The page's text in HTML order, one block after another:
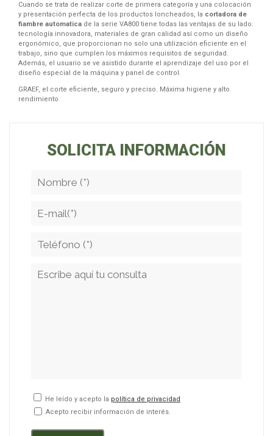
Cuando se trata de realizar corte de primera categoría y una colocación
y presentación perfecta de los productos loncheados, la cortadora de
fiambre automatica de la serie VA800 tiene todas las ventajas de su lado:
tecnología innovadora, materiales de gran calidad así como un diseño
ergonómico, que proporcionan no solo una utilización eficiente en el
trabajo, sino que cumplen los máximos requisitos de seguridad.
Además, el usuario se ve asistido durante el aprendizaje del uso por el
diseño especial de la máquina y panel de control.
GRAEF, el corte eficiente, seguro y preciso. Máxima higiene y alto
rendimiento
SOLICITA INFORMACIÓN
He leído y acepto la política de privacidad
Acepto recibir información de interés.